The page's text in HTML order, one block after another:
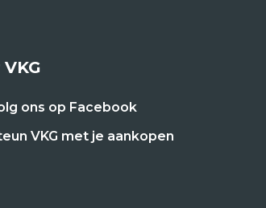
ons op Facebook
VKG met je aankopen